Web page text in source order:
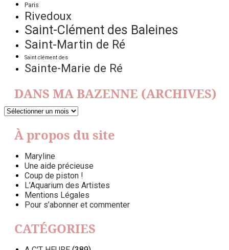
Paris
Rivedoux
Saint-Clément des Baleines
Saint-Martin de Ré
Saint clément des
Sainte-Marie de Ré
DANS MA BAZENNE (ARCHIVES)
DANS
BAZENNE
(ARCHIVES)
À propos du site
Maryline
Une aide précieuse
Coup de piston !
L’Aquarium des Artistes
Mentions Légales
Pour s’abonner et commenter
CATÉGORIES